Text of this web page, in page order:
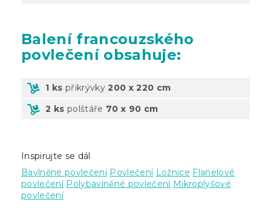
Balenífrancouzského
povlečení obsahuje:
1 ks přikrývky200 x 220 cm
2 ks polštáře 70 x 90 cm
Inspirujte se dál
Bavlněné povlečení Povlečení Ložnice Flanelové
povlečení Polybavlněné povlečení Mikroplyšové
povlečení